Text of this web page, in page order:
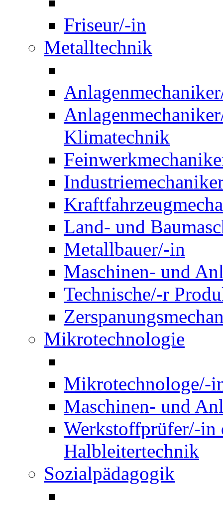
Friseur/-in
Metalltechnik
Klimatechnik
Land- und
Metallbauer/-in
Maschinen- und
Technische/-r
Mikrotechnologie
Mikrotechnologe/-
Maschinen- und
Werkstoffprüfer/-in
Halbleitertechnik
Sozialpädagogik